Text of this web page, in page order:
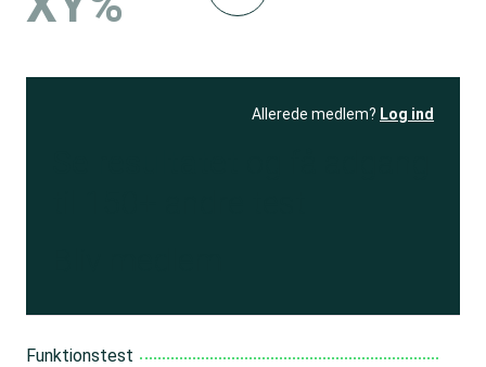
Allerede medlem? Log ind
Funktionstest